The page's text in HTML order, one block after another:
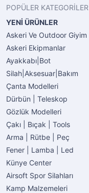
POPÜLER KATEGORİLER
YENİ ÜRÜNLER
Askeri Ve Outdoor Giyim
Askeri Ekipmanlar
Ayakkabı|Bot
Silah|Aksesuar|Bakım
Çanta Modelleri
Dürbün | Teleskop
Gözlük Modelleri
Çakı | Bıçak | Tools
Arma | Rütbe | Peç
Fener | Lamba | Led
Künye Center
Airsoft Spor Silahları
Kamp Malzemeleri